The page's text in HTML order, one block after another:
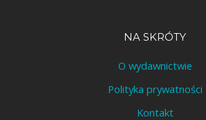
NA SKRÓTY
O wydawnictwie
Polityka prywatności
Kontakt